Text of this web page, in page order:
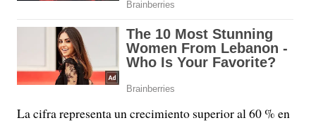
La cifra representa un crecimiento superior al 60 % en